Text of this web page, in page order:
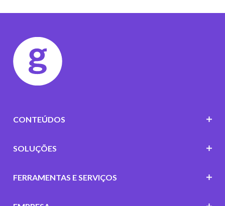
CONTEÚDOS
SOLUÇÕES
FERRAMENTAS E SERVIÇOS